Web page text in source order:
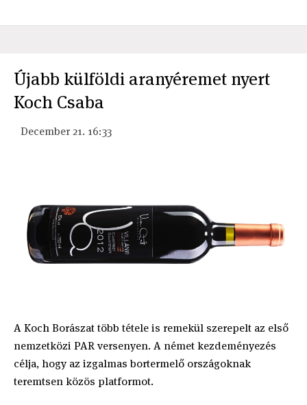
Újabb külföldi aranyéremet nyert
Koch Csaba
December 21. 16:33
A Koch Borászat több tétele is remekül szerepelt az első
nemzetközi PAR versenyen. A német kezdeményezés
célja, hogy az izgalmas bortermelő országoknak
teremtsen közös platformot.